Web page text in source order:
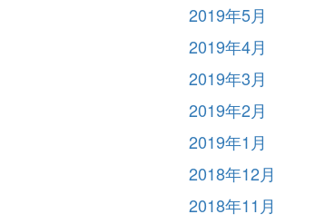
2019年5月
2019年4月
2019年3月
2019年2月
2019年1月
2018年12月
2018年11月